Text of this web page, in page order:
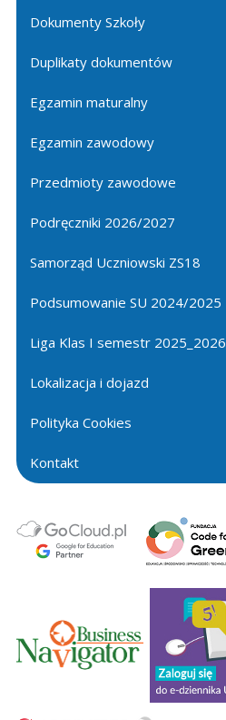
Dokumenty Szkoły
Duplikaty dokumentów
Egzamin maturalny
Egzamin zawodowy
Przedmioty zawodowe
Podręczniki 2026/2027
Samorząd Uczniowski ZS18
Podsumowanie SU 2024/2025
Liga Klas I semestr 2025_2026
Lokalizacja i dojazd
Polityka Cookies
Kontakt